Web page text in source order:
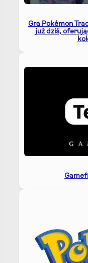
Gra Pokémon
już dziś,